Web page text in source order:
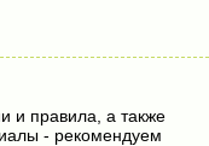
и правила, а также
- рекомендуем